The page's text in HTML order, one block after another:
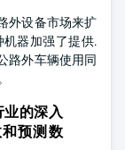
外设备市场来扩
器加强了提供.
路外车辆使用同
的深入
预测数